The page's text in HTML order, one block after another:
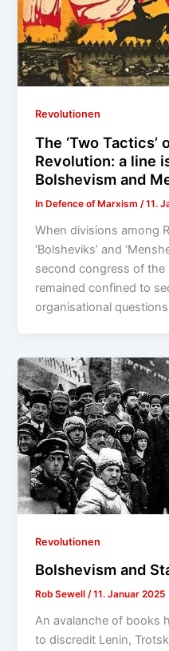
Revolutionen
The ‘Two Tactics’
Revolution: a line
Bolshevism and
In Defence of Marxism /11.
When divisions among
‘Bolsheviks’ and
second congress of the
remained confined to
organisational
Revolutionen
Bolshevism and
Rob Sewell/11. Januar 2025
An avalanche of books
to discredit Lenin,